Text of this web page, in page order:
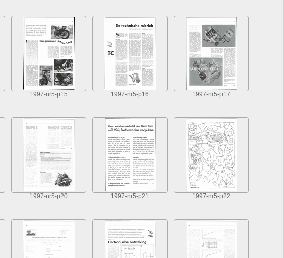
1997-nr5-p15 1997-nr5-p16 1997-nr5-p17
1997-nr5-p20 1997-nr5-p21 1997-nr5-p22